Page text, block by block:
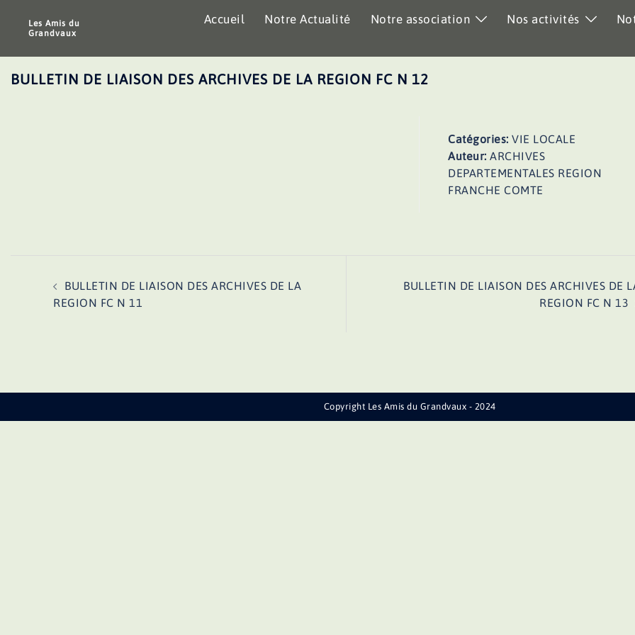
Les Amis du
Grandvaux
Accueil Notre Actualité Notre association Nos activités
BULLETIN DE LIAISON DES ARCHIVES DE LA REGION FC N 12
Catégories:VIE LOCALE
Auteur:ARCHIVES
DEPARTEMENTALES REGION
FRANCHE COMTE
d’article
BULLETIN DE LIAISON DES ARCHIVES DE LA
REGION FC N 11
BULLETIN DE LIAISON DES ARCHIVES DE
REGION FC N 13
Copyright Les Amis du Grandvaux - 2024